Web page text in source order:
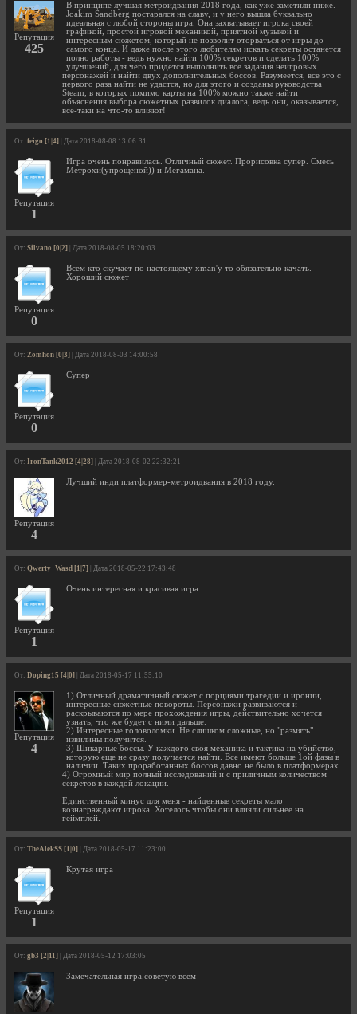
Репутация
425
В принципе лучшая метроидвания 2018 года, как уже заметили ниже.
Joakim Sandberg постарался на славу, и у него вышла буквально
идеальная с любой стороны игра. Она захватывает игрока своей
графикой, простой игровой механикой, приятной музыкой и
интересным сюжетом, который не позволит оторваться от игры до
самого конца. И даже после этого любителям искать секреты останется
полно работы - ведь нужно найти 100% секретов и сделать 100%
улучшений, для чего придется выполнить все задания неигровых
персонажей и найти двух дополнительных боссов. Разумеется, все это с
первого раза найти не удастся, но для этого и созданы руководства
Steam, в которых помимо карты на 100% можно также найти
объяснения выбора сюжетных развилок диалога, ведь они, оказывается,
все-таки на что-то влияют!
От: feigo [1|4] | Дата 2018-08-08 13:06:31
Репутация
1
Игра очень понравилась. Отличный сюжет. Прорисовка супер. Смесь
Метрохи(упрощеной)) и Мегамана.
От: Silvano [0|2] | Дата 2018-08-05 18:20:03
Репутация
0
Всем кто скучает по настоящему xman'у то обязательно качать.
Хороший сюжет
От: Zomhon [0|3] | Дата 2018-08-03 14:00:58
Репутация
0
Супер
От: IronTank2012 [4|28] | Дата 2018-08-02 22:32:21
Репутация
4
Лучший инди платформер-метроидвания в 2018 году.
От: Qwerty_Wasd [1|7] | Дата 2018-05-22 17:43:48
Репутация
1
Очень интересная и красивая игра
От: Doping15 [4|0] | Дата 2018-05-17 11:55:10
Репутация
4
1) Отличный драматичный сюжет с порциями трагедии и иронии,
интересные сюжетные повороты. Персонажи развиваются и
раскрываются по мере прохождения игры, действительно хочется
узнать, что же будет с ними дальше.
2) Интересные головоломки. Не слишком сложные, но "размять"
извилины получится.
3) Шикарные боссы. У каждого своя механика и тактика на убийство,
которую еще не сразу получается найти. Все имеют больше 1ой фазы в
наличии. Таких проработанных боссов давно не было в платформерах.
4) Огромный мир полный исследований и с приличным количеством
секретов в каждой локации.
Единственный минус для меня - найденные секреты мало
вознаграждают игрока. Хотелось чтобы они влияли сильнее на
геймплей.
От: TheAlekSS [1|0] | Дата 2018-05-17 11:23:00
Репутация
1
Крутая игра
От: gb3 [2|11] | Дата 2018-05-12 17:03:05
Замечательная игра.советую всем